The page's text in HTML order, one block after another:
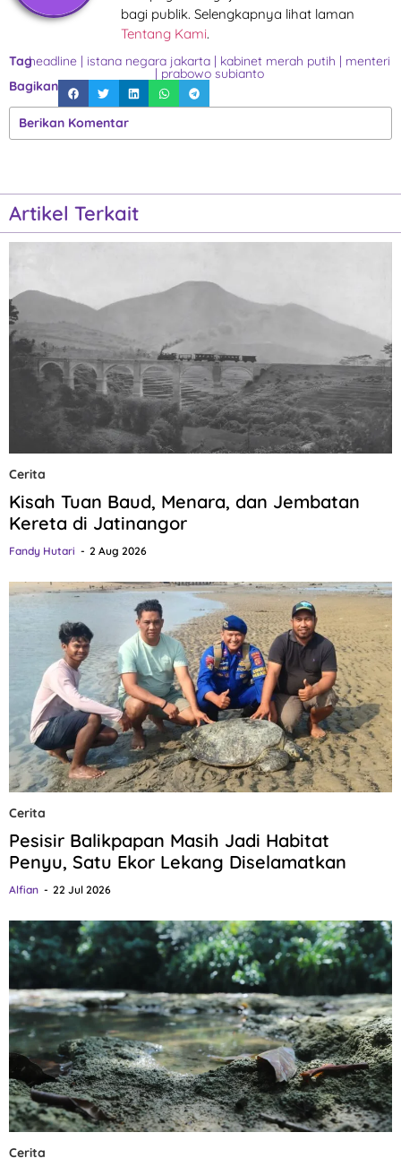
bagi publik. Selengkapnya lihat laman
Tentang Kami.
Tagheadline istana negara jakarta kabinet merah putih menteri
prabowo subianto
Bagikan
Berikan Komentar
Artikel Terkait
Cerita
Kisah Tuan Baud, Menara, dan Jembatan
Kereta di Jatinangor
Fandy Hutari 2 Aug 2026
Cerita
Pesisir Balikpapan Masih Jadi Habitat
Penyu, Satu Ekor Lekang Diselamatkan
Alfian 22 Jul 2026
Cerita